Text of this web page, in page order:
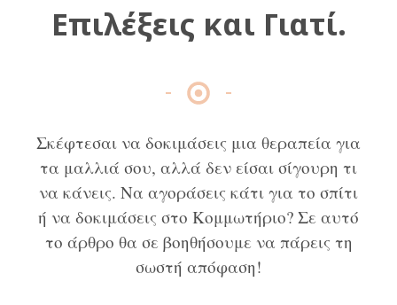
Επιλέξεις και Γιατί.
Σκέφτεσαι να δοκιμάσεις μια θεραπεία για
τα μαλλιά σου, αλλά δεν είσαι σίγουρη τι
να κάνεις. Να αγοράσεις κάτι για το σπίτι
ή να δοκιμάσεις στο Κομμωτήριο? Σε αυτό
το άρθρο θα σε βοηθήσουμε να πάρεις τη
σωστή απόφαση!